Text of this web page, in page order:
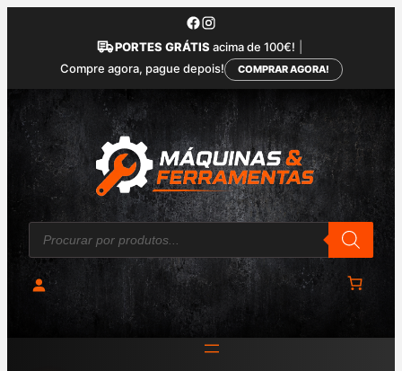
conteúdo
PORTES GRÁTIS acima de 100€!
Compre agora, pague depois!
COMPRAR AGORA!
P
o
u